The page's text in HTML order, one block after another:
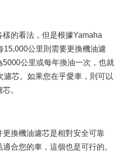
的看法，但是根據Yamaha
15,000公里則需要更換機油濾
公里或每年換油一次，也就
濾芯。如果您在乎愛車，則可以
。
換機油濾芯是相對安全可靠
合您的車，這個也是可行的。